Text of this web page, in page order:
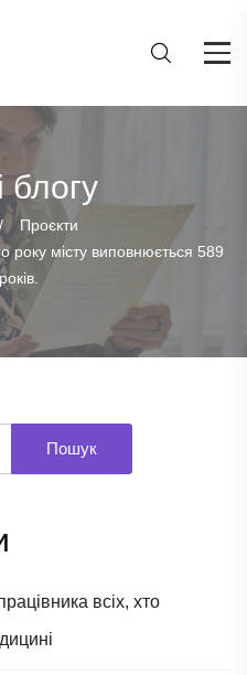
блогу
Проєкти
року місту виповнюється 589
років.
Пошук
всіх, хто